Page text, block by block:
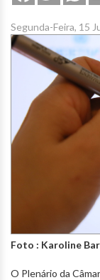
Segunda-Feira, 15
Foto : Karoline
O Plenário da